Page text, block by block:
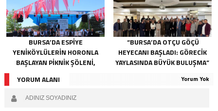
BURSA’DA ESPIYE
YENIKÖYLÜLERIN HORONLA
BAŞLAYAN PIKNIK ŞÖLENI,
GELECEĞE ATILAN TEMELLERLE
TAÇLANDI
“BURSA’DA OTÇU GÖÇÜ
HEYECANI BAŞLADI: GÖRECIK
YAYLASINDA BÜYÜK BULUŞMA”
YORUM ALANI
Yorum Yok